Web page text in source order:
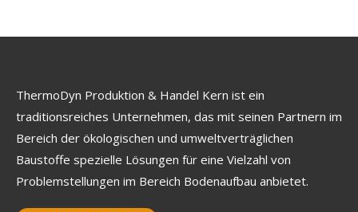
ThermoDyn Produktion & Handel Kern ist ein
traditionsreiches Unternehmen, das mit seinen Partnern im
Bereich der ökologischen und umweltverträglichen
Baustoffe spezielle Lösungen für eine Vielzahl von
Problemstellungen im Bereich Bodenaufbau anbietet.